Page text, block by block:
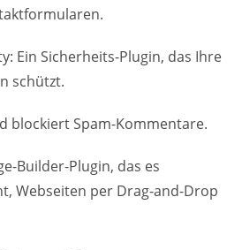
Ein Sicherheits-Plugin, das Ihre
schützt.
blockiert Spam-Kommentare.
Builder-Plugin, das es
Webseiten per Drag-and-Drop